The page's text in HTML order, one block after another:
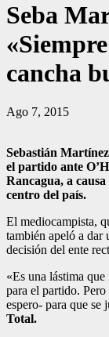
Seba
cancha
Ago 7, 2015
Sebastián
el partido ante
Rancagua, a
centro del país.
El mediocampista,
también apeló a dar
decisión del ente
«Es una lástima que
para el partido.
espero- para que se
Total.